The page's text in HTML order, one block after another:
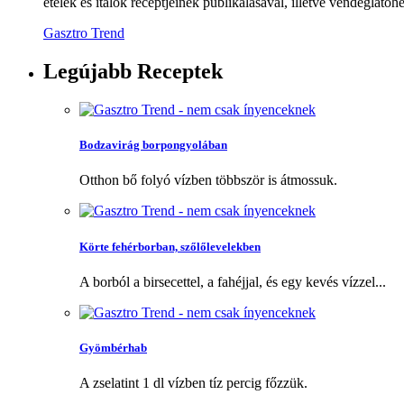
Gasztro Trend
Legújabb Receptek
Bodzavirág borpongyolában
Otthon bő folyó vízben többször is átmossuk.
Körte fehérborban, szőlőlevelekben
A borból a birsecettel, a fahéjjal, és egy kevés vízzel...
Gyömbérhab
A zselatint 1 dl vízben tíz percig főzzük.